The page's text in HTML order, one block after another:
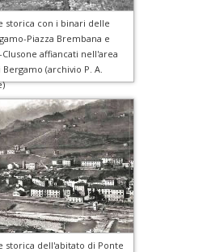
storica con i binari delle
Piazza Brembana e
affiancati nell'area
(archivio P. A.
storica dell'abitato di Ponte